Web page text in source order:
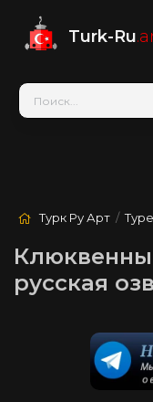
Turk-Ru
Турк Ру Арт /
русская